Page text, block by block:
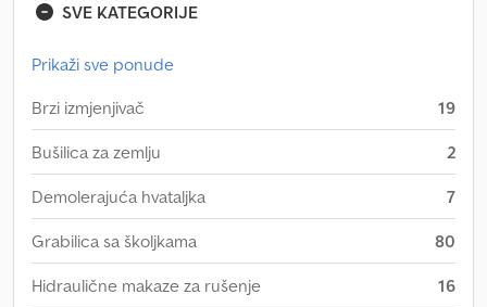
SVE KATEGORIJE
Prikaži sve ponude
Brzi izmjenjivač
19
Bušilica za zemlju 2
Demolerajuća hvataljka 7
Grabilica sa školjkama 80
Hidraulične makaze za rušenje 16